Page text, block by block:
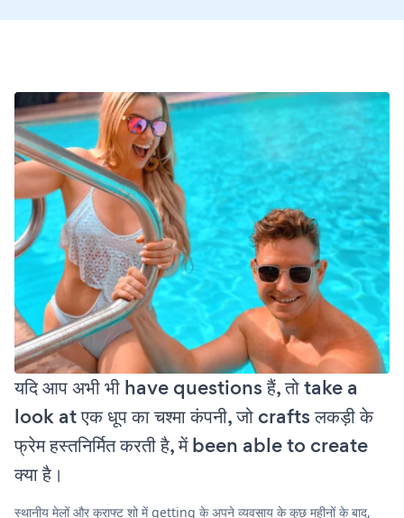
यदि आप अभी भी have questions हैं, तो take a
look at एक धूप का चश्मा कंपनी, जो crafts लकड़ी के
फ्रेम हस्तनिर्मित करती है, में been able to create
क्या है।
स्थानीय मेलों और क्राफ्ट शो में getting के अपने व्यवसाय के कुछ महीनों के बाद,